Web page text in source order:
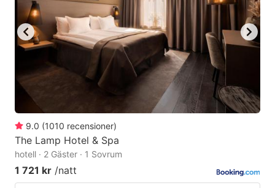
9.0 (1010 recensioner)
The Lamp Hotel & Spa
hotell · 2 Gäster · 1 Sovrum
1 721 kr /natt